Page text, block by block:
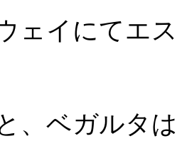
ェイにてエ
、ベガルタ